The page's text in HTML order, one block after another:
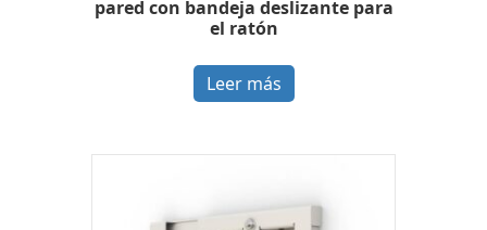
pared con bandeja deslizante para
el ratón
Leer más